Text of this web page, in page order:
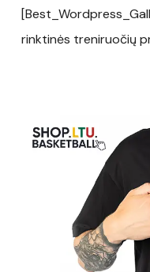
rinktinės treniruočių